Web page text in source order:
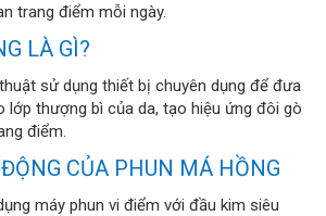
trang điểm mỗi ngày.
LÀ GÌ?
sử dụng thiết bị chuyên dụng để đưa
lớp thượng bì của da, tạo hiệu ứng đôi gò
điểm.
CỦA PHUN MÁ HỒNG
máy phun vi điểm với đầu kim siêu